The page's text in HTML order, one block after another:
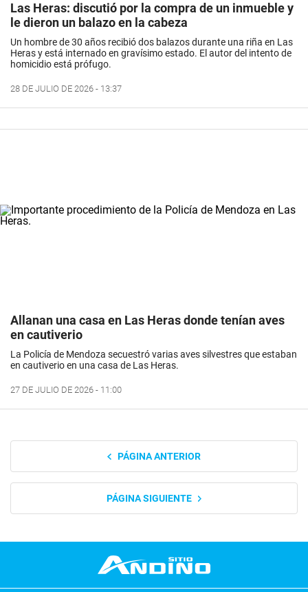
Las Heras: discutió por la compra de un inmueble y
le dieron un balazo en la cabeza
Un hombre de 30 años recibió dos balazos durante una riña en Las
Heras y está internado en gravísimo estado. El autor del intento de
homicidio está prófugo.
28 DE JULIO DE 2026 - 13:37
Allanan una casa en Las Heras donde tenían aves
en cautiverio
La Policía de Mendoza secuestró varias aves silvestres que estaban
en cautiverio en una casa de Las Heras.
27 DE JULIO DE 2026 - 11:00
PÁGINA ANTERIOR
PÁGINA SIGUIENTE